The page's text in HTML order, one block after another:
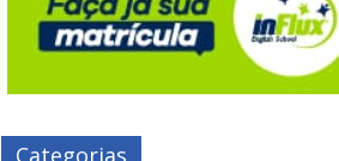
Categorias